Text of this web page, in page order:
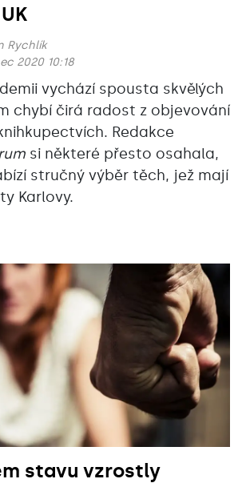
Rychlík
2020 10:18
vychází spousta skvělých
chybí čirá radost z objevování
Redakce
si některé přesto osahala,
stručný výběr těch, jež mají
Karlovy.
stavu vzrostly